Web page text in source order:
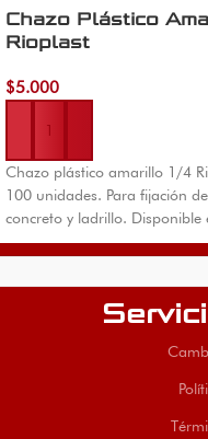
Chazo Plástico
Rioplast
$5.000
Añadir al carrito
Chazo plástico amarillo 1/4
100 unidades. Para fijación
concreto y ladrillo. Disponible